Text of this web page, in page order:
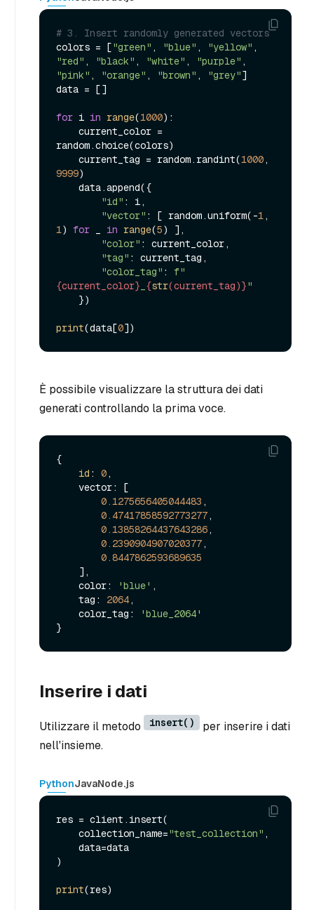
# 3. Insert randomly generated vectors
colors = ["green" , "blue" , "yellow"
"red" , "black" , "white" , "purple"
"pink" , "orange" , "brown" , "grey"]
data = []
for i in range(1000):
random.choice(colors)
    current_tag = random.randint(
1000
9999)
"id" : i,
"vector" : [ random.uniform(-1
1) for in range(5) ],
"color" : current_color,
"tag" : current_tag,
"color_tag" : f"
{current_color} {str(current_tag)}"
print(data[0
È possibile visualizzare la struttura dei dati
generati controllando la prima voce.
{
id : 0,
0.1275656405044483 ,
0.47417858592773277,
0.13858264437643286,
0.2390904907020377,
0.8447862593689635
    color:
'blue' ,
    tag:
2064,
    color_tag:
'blue_2064'
Inserire i dati
Utilizzare il metodo insert()
per inserire i dati
nell'insieme.
PythonJavaNode.js
res = client.insert(
    collection_name=
"test_collection" ,
)
print(res)